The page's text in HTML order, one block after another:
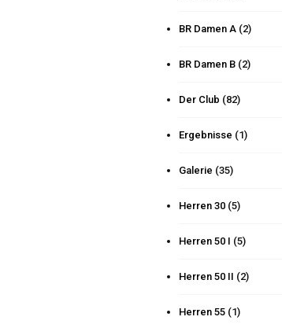
BR Damen A (2)
BR Damen B (2)
Der Club (82)
Ergebnisse (1)
Galerie (35)
Herren 30 (5)
Herren 50 I (5)
Herren 50 II (2)
Herren 55 (1)